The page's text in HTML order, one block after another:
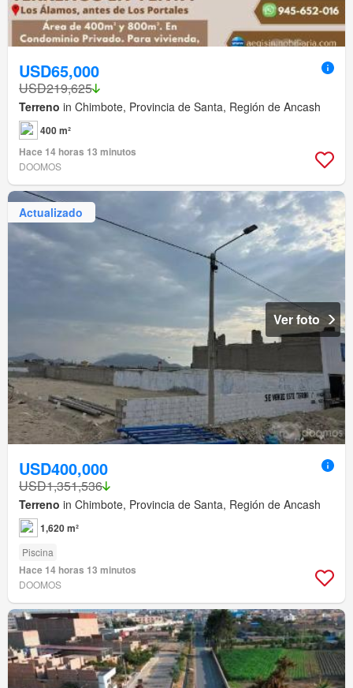
USD65,000
USD219,625
Terreno in Chimbote, Provincia de Santa, Región de Ancash
400 m²
Hace 14 horas 13 minutos
DOOMOS
Actualizado
Ver foto
USD400,000
USD1,351,536
Terreno in Chimbote, Provincia de Santa, Región de Ancash
1,620 m²
Piscina
Hace 14 horas 13 minutos
DOOMOS